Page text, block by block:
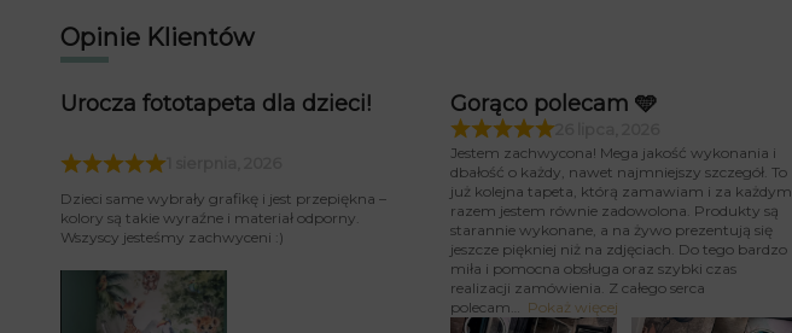
Opinie Klientów
Urocza fototapeta dla dzieci!
1 sierpnia, 2026
Dzieci same wybrały grafikę i jest przepiękna –
kolory są takie wyraźne i materiał odporny.
Wszyscy jesteśmy zachwyceni :)
Gorąco polecam 🩵
Jestem zachwycona! Mega jakość wykonania i
dbałość o każdy, nawet najmniejszy szczegół. To
już kolejna tapeta, którą zamawiam i za każdym
razem jestem równie zadowolona. Produkty są
starannie wykonane, a na żywo prezentują się
jeszcze piękniej niż na zdjęciach. Do tego bardzo
miła i pomocna obsługa oraz szybki czas
realizacji zamówienia. Z całego serca
polecam
Pokaż więcej